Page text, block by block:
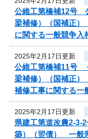
公維工第橋補12号
梁補修）（国補正
に関する一般競争入
2025年2月17日更新
公維工第橋補11号
梁補修）（国補正
補修工事に関する一
2025年2月17日更新
県建工第道改農2-3-
築）（翌債） 一般